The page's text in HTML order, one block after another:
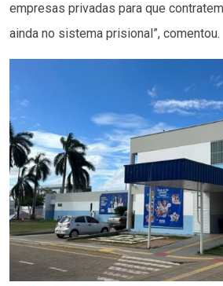
empresas privadas para que
ainda no sistema prisional”, comentou.